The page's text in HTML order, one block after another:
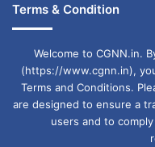
Terms & Condition
Welcome to CGNN.in.
(https://www.cgnn.in),
Terms and Conditions.
are designed to ensure a
users and to